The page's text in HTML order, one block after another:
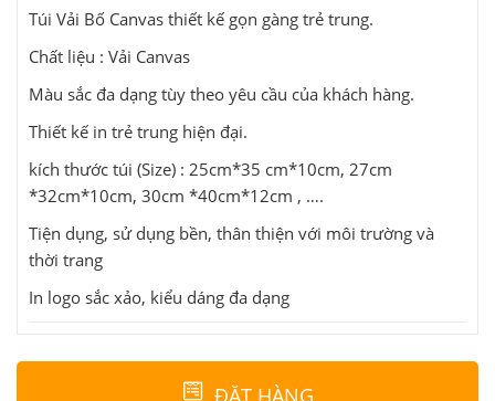
Túi Vải Bố Canvas thiết kế gọn gàng trẻ trung.
Chất liệu : Vải Canvas
Màu sắc đa dạng tùy theo yêu cầu của khách hàng.
Thiết kế in trẻ trung hiện đại.
kích thước túi (Size) : 25cm*35 cm*10cm, 27cm
*32cm*10cm, 30cm *40cm*12cm , ….
Tiện dụng, sử dụng bền, thân thiện với môi trường và
thời trang
In logo sắc xảo, kiểu dáng đa dạng
ĐẶT HÀNG